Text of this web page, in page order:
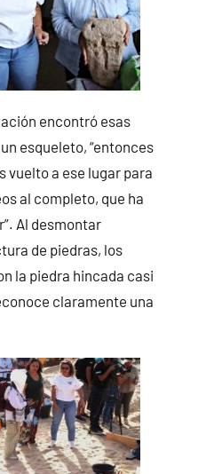
encontró esas
esqueleto, “entonces
vuelto a ese lugar para
al completo, que ha
Al desmontar
de piedras, los
la piedra hincada casi
claramente una